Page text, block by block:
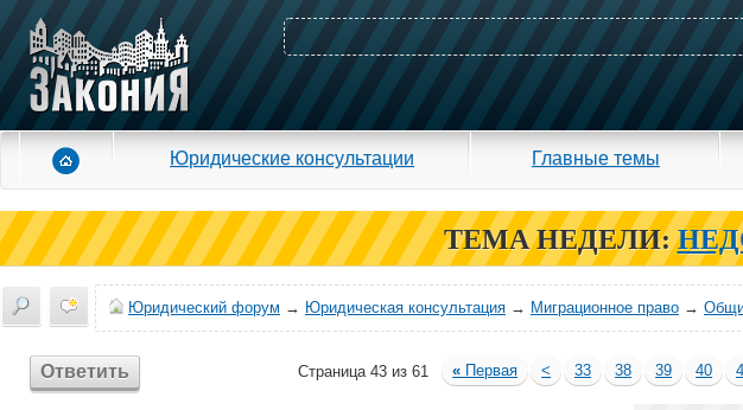
Юридические консультации Главные темы
ТЕМА НЕДЕЛИ:
Юридический форум → Юридическая консультация → Миграционное право →
Ответить Страница 43 из 61 « Первая < 33 38 39 40